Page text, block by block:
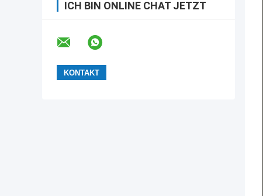
ICH BIN ONLINE CHAT JETZT